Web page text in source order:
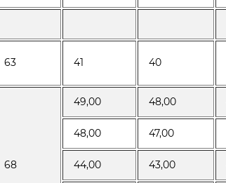
63 41 40
68
49,00 48,00
48,00 47,00
44,00 43,00